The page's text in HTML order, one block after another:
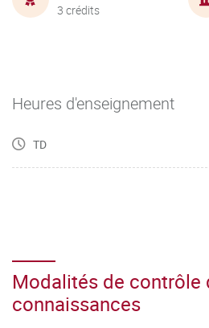
3 crédits
Heures d'enseignement
TD
Modalités de contrôle
connaissances